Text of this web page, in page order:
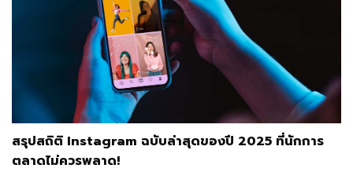
สรุปสถิติ Instagram ฉบับล่าสุดของปี 2025 ที่นักการ
ตลาดไม่ควรพลาด!